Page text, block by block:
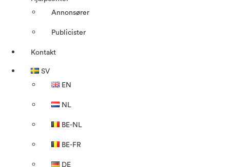
Annonsører
Publicister
Kontakt
SV
EN
NL
BE-NL
BE-FR
DE